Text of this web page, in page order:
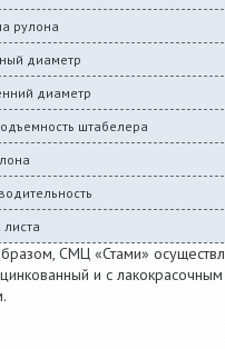
рулона
диаметр
диаметр
штабелера
СМЦ «Стами»
и с